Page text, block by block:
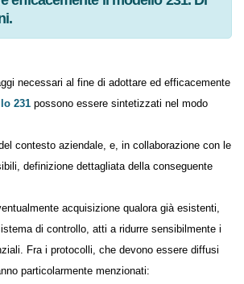
efficacemente il modello 231. Di
necessari al fine di adottare ed efficacemente
231possono essere sintetizzati nel modo
contesto aziendale, e, in collaborazione con
definizione dettagliata della conseguente
acquisizione qualora già esistenti,
di controllo, atti a ridurre sensibilmente i
Fra i protocolli, che devono essere diffusi
particolarmente menzionati: